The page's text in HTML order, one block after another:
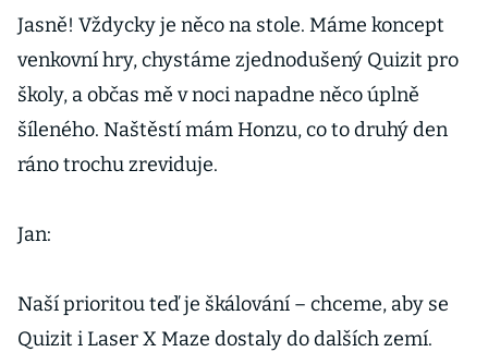
Jasně! Vždycky je něco na stole. Máme koncept
venkovní hry, chystáme zjednodušený Quizit pro
školy, a občas mě v noci napadne něco úplně
šíleného. Naštěstí mám Honzu, co to druhý den
ráno trochu zreviduje.
Jan:
Naší prioritou teď je škálování – chceme, aby se
Quizit i Laser X Maze dostaly do dalších zemí.